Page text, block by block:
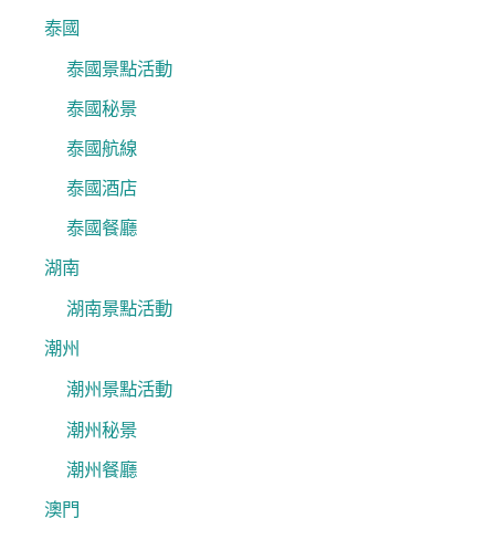
泰國
泰國景點活動
泰國秘景
泰國航線
泰國酒店
泰國餐廳
湖南
湖南景點活動
潮州
潮州景點活動
潮州秘景
潮州餐廳
澳門